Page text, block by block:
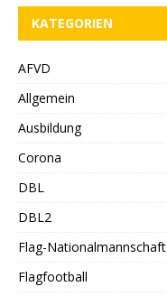
KATEGORIEN
AFVD
Allgemein
Ausbildung
Corona
DBL
DBL2
Flag-Nationalmannschaft
Flagfootball